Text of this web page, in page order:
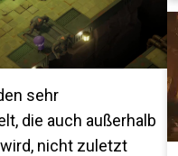
sehr
die auch außerhalb
nicht zuletzt